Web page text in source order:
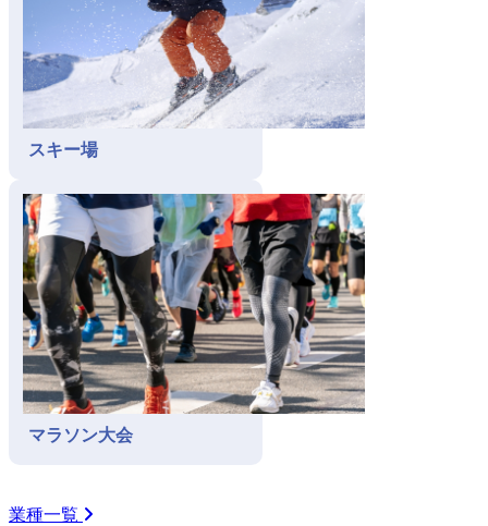
スキー場
マラソン大会
業種一覧